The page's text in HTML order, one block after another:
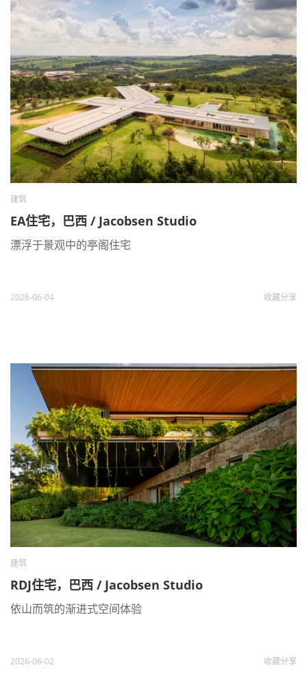
建筑
EA住宅，巴西 / Jacobsen Studio
漂浮于景观中的亭阁住宅
2026-06-04 收藏分享
建筑
RDJ住宅，巴西 / Jacobsen Studio
依山而筑的渐进式空间体验
2026-06-02 收藏分享